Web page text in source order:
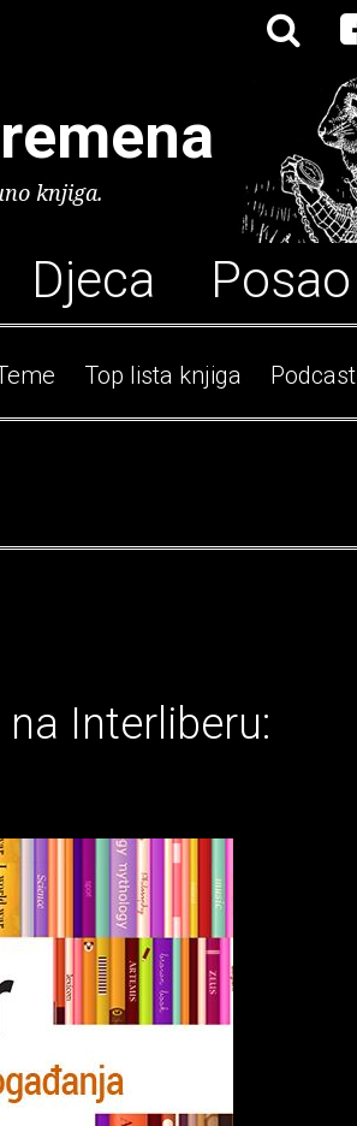
knjiga.
Djeca Posao
Top lista knjiga Podcast
Interliberu: